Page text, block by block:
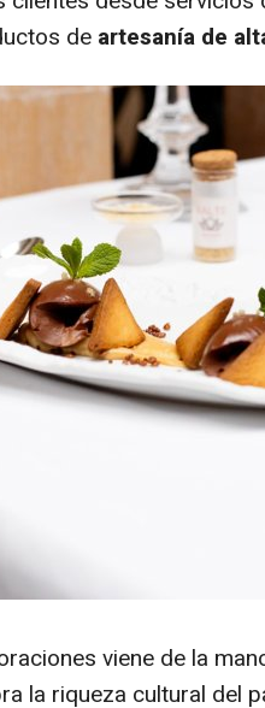
de artesanía de
viene de la
la riqueza cultural del